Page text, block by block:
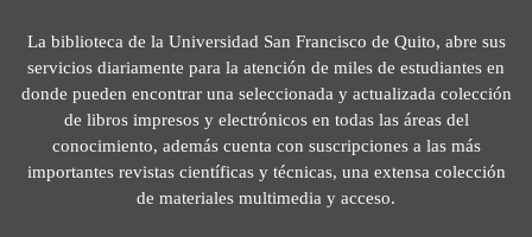
La biblioteca de la Universidad San Francisco de Quito, abre sus
servicios diariamente para la atención de miles de estudiantes en
donde pueden encontrar una seleccionada y actualizada colección
de libros impresos y electrónicos en todas las áreas del
conocimiento, además cuenta con suscripciones a las más
importantes revistas científicas y técnicas, una extensa colección
de materiales multimedia y acceso.